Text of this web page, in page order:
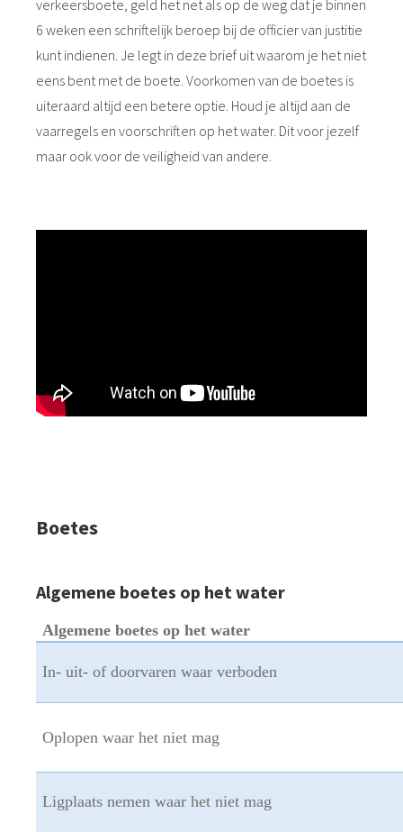
verkeersboete, geld het net als op de weg dat je binnen
6 weken een schriftelijk beroep bij de officier van justitie
kunt indienen. Je legt in deze brief uit waarom je het niet
eens bent met de boete. Voorkomen van de boetes is
uiteraard altijd een betere optie. Houd je altijd aan de
vaarregels en voorschriften op het water. Dit voor jezelf
maar ook voor de veiligheid van andere.
Boetes
Algemene boetes op het water
Algemene boetes op het water
In- uit- of doorvaren waar verboden
Oplopen waar het niet mag
Ligplaats nemen waar het niet mag